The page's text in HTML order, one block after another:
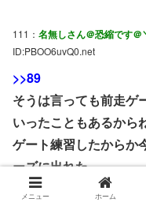
111： 名無しさん＠恐縮です
ID:PBOO6uvQ0.net
>>89
そうは言っても前走ゲ
いったこともあるから
ゲート練習したからか
ーズに出れた。
メニュー ホーム